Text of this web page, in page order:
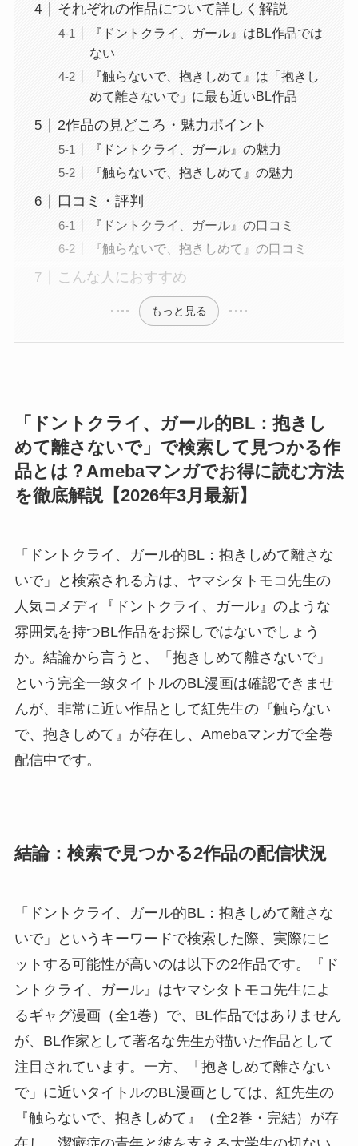
それぞれの作品について詳しく解説
『ドントクライ、ガール』はBL作品では
ない
『触らないで、抱きしめて』は「抱きし
めて離さないで」に最も近いBL作品
2作品の見どころ・魅力ポイント
『ドントクライ、ガール』の魅力
『触らないで、抱きしめて』の魅力
口コミ・評判
『ドントクライ、ガール』の口コミ
『触らないで、抱きしめて』の口コミ
こんな人におすすめ
もっと見る
「ドントクライ、ガール的BL：抱きし
めて離さないで」で検索して見つかる作
品とは？Amebaマンガでお得に読む方法
を徹底解説【2026年3月最新】
「ドントクライ、ガール的BL：抱きしめて離さな
いで」と検索される方は、ヤマシタトモコ先生の
人気コメディ『ドントクライ、ガール』のような
雰囲気を持つBL作品をお探しではないでしょう
か。結論から言うと、「抱きしめて離さないで」
という完全一致タイトルのBL漫画は確認できませ
んが、非常に近い作品として紅先生の『触らない
で、抱きしめて』が存在し、Amebaマンガで全巻
配信中です。
結論：検索で見つかる2作品の配信状況
「ドントクライ、ガール的BL：抱きしめて離さな
いで」というキーワードで検索した際、実際にヒ
ットする可能性が高いのは以下の2作品です。『ド
ントクライ、ガール』はヤマシタトモコ先生によ
るギャグ漫画（全1巻）で、BL作品ではありません
が、BL作家として著名な先生が描いた作品として
注目されています。一方、「抱きしめて離さない
で」に近いタイトルのBL漫画としては、紅先生の
『触らないで、抱きしめて』（全2巻・完結）が存